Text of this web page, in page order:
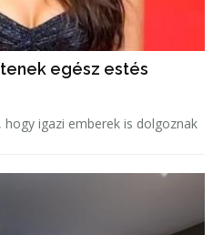
egész estés
igazi emberek is dolgoznak